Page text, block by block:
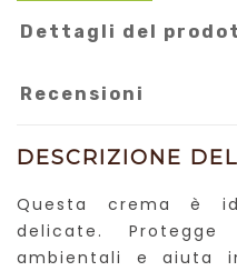
Dettagli del
Recensioni
DESCRIZIONE
Questa crema è
delicate.
ambientali e aiuta